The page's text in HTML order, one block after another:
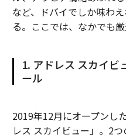
など、ドバイでしか味わ
る。ここでは、なかでも
1. アドレス スカイ
ール
2019年12月にオープンし
レス スカイビュー」。2